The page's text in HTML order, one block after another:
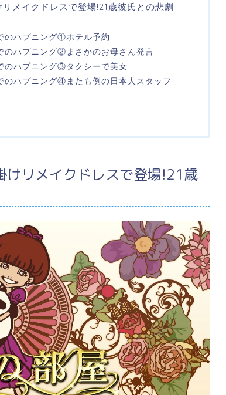
メイクドレスで登場!21歳彼氏との悲劇
のハプニング①ホテル予約
のハプニング②まさかのお母さん発言
のハプニング③タクシーで美女
のハプニング④またも例の日本人スタッフ
けリメイクドレスで登場!21歳